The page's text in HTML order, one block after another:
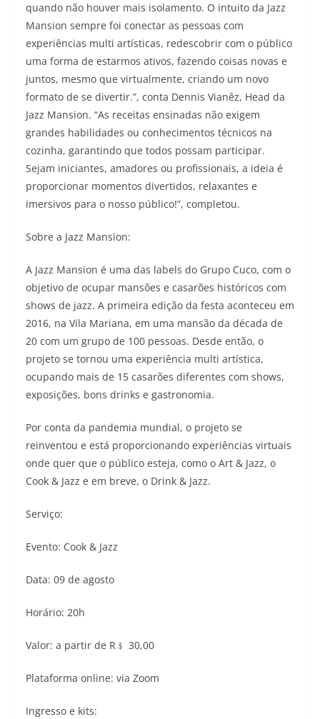
quando não houver mais isolamento. O intuito da Jazz
Mansion sempre foi conectar as pessoas com
experiências multi artísticas, redescobrir com o público
uma forma de estarmos ativos, fazendo coisas novas e
juntos, mesmo que virtualmente, criando um novo
formato de se divertir.”, conta Dennis Vianêz, Head da
Jazz Mansion. “As receitas ensinadas não exigem
grandes habilidades ou conhecimentos técnicos na
cozinha, garantindo que todos possam participar.
Sejam iniciantes, amadores ou profissionais, a ideia é
proporcionar momentos divertidos, relaxantes e
imersivos para o nosso público!”, completou.
Sobre a Jazz Mansion:
A Jazz Mansion é uma das labels do Grupo Cuco, com o
objetivo de ocupar mansões e casarões históricos com
shows de jazz. A primeira edição da festa aconteceu em
2016, na Vila Mariana, em uma mansão da década de
20 com um grupo de 100 pessoas. Desde então, o
projeto se tornou uma experiência multi artística,
ocupando mais de 15 casarões diferentes com shows,
exposições, bons drinks e gastronomia.
Por conta da pandemia mundial, o projeto se
reinventou e está proporcionando experiências virtuais
onde quer que o público esteja, como o Art & Jazz, o
Cook & Jazz e em breve, o Drink & Jazz.
Serviço:
Evento: Cook & Jazz
Data: 09 de agosto
Horário: 20h
Valor: a partir de R﹩ 30,00
Plataforma online: via Zoom
Ingresso e kits: